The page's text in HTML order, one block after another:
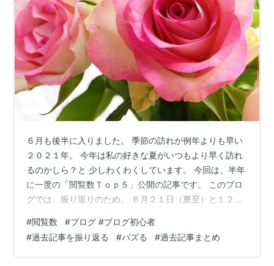
６月も後半に入りました。 季節の訪れが例年よりも早い
２０２１年。 今年は私の好きな夏がいつもより早く訪れ
るのかしら？と 少しわくわくしています。 今回は、半年
に一度の「閲覧数Ｔｏｐ５」公開の記事です。 このブロ
グでは、振り返りのため、 ６月２１日（夏至）と１２月
計を取ることにしています。 過去の閲覧数Ｔｏｐ５の記
事はこちら↓↓ miyukey.hatenablog.com
miyukey.hatenablog.com ☆ 目次☆ １、読者の皆様に心
#閲覧数 #ブログ #ブログ初心者
#過去記事を振り返る #バズる #過去記事まとめ